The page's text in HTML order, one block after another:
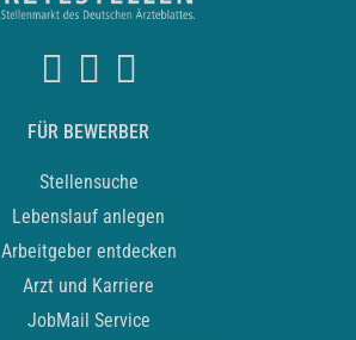
FÜR BEWERBER
Stellensuche
Lebenslauf anlegen
Arbeitgeber entdecken
Arzt und Karriere
JobMail Service